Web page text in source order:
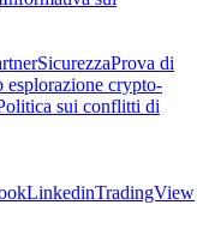
SicurezzaProva di
esplorazione crypto-
sui conflitti di
LinkedinTradingView